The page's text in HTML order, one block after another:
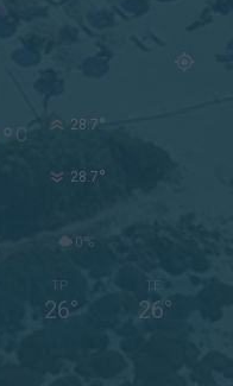
° C 28.7°
28.7°
0%
ΤΡ
26°
ΤΕ
26°